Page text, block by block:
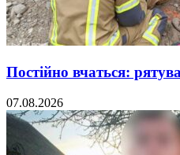
Постійно вчаться:
07.08.2026